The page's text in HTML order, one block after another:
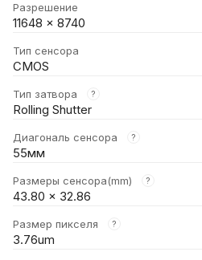
Разрешение
11648 x 8740
Тип сенсора
CMOS
Тип затвора ?
Rolling Shutter
Диагональ сенсора ?
55мм
Размеры сенсора(mm) ?
43.80 x 32.86
Размер пикселя ?
3.76um